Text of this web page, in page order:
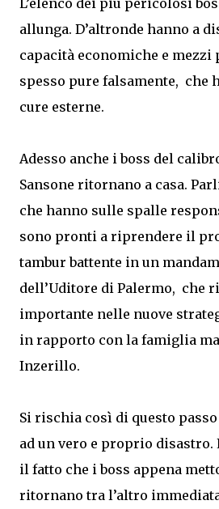
L’elenco dei più pericolosi
allunga. D’altronde hanno a
capacità economiche e mezzi
spesso pure falsamente, che
cure esterne.
Adesso anche i boss del
Sansone ritornano a casa.
che hanno sulle spalle
sono pronti a riprendere il
tambur battente in un
dell’Uditore di Palermo, che
importante nelle nuove
in rapporto con la famiglia
Inzerillo.
Si rischia così di questo
ad un vero e proprio disastro.
il fatto che i boss appena
ritornano tra l’altro